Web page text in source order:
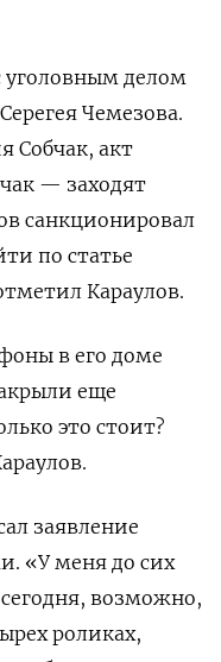
уголовным делом
Чемезова.
Собчак, акт
— заходят
санкционировал
по статье
Караулов.
в его доме
еще
это стоит?
заявление
«У меня до сих
возможно,
роликах,